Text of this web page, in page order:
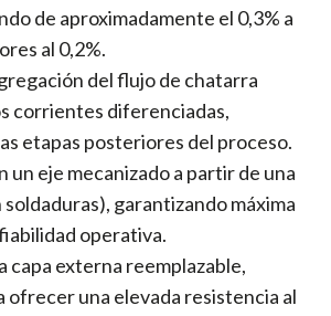
de aproximadamente el 0,3% a
al 0,2%.
del flujo de chatarra
corrientes diferenciadas,
etapas posteriores del proceso.
un eje mecanizado a partir de una
soldaduras), garantizando máxima
operativa.
capa externa reemplazable,
ofrecer una elevada resistencia al